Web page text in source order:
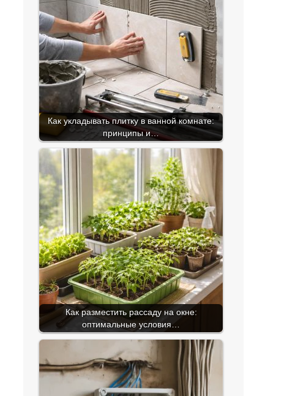
Как укладывать плитку в ванной комнате:
принципы и…
Как разместить рассаду на окне:
оптимальные условия…